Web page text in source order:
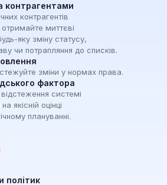
контрагентами
контрагентів
миттєві
яку зміну статусу,
чи потрапляння до списків.
зміни у нормах права.
фактора
системі
якісній оцінці
плануванні.
політик